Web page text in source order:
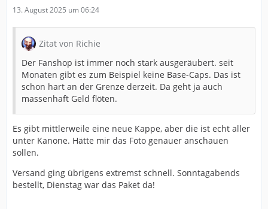
Hochdruck daran, die Verzögerung so gering wie
möglich zu halten.
Für Fragen stehen wir Dir gerne zur Verfügung.
Vielen Dank für Dein Verständnis und Deine Geduld.
Dein Fan-Serviceteam
T
service@arminia.de Iarminia.de
DSC Arminia Bielefeld GmbH & Co.
13. August 2025 um 06:24
Zitat von Richie
Der Fanshop ist immer noch stark ausgeräubert. seit
Monaten gibt es zum Beispiel keine Base-Caps. Das ist
schon hart an der Grenze derzeit. Da geht ja auch
massenhaft Geld flöten.
Es gibt mittlerweile eine neue Kappe, aber die ist echt aller
unter Kanone. Hätte mir das Foto genauer anschauen
sollen.
Versand ging übrigens extremst schnell. Sonntagabends
bestellt, Dienstag war das Paket da!